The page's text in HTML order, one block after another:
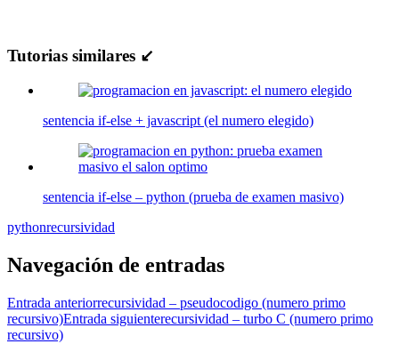
Tutorias similares ↙
sentencia if-else + javascript (el numero elegido)
sentencia if-else – python (prueba de examen masivo)
pythonrecursividad
Navegación de entradas
Entrada anteriorrecursividad – pseudocodigo (numero primo
recursivo)Entrada siguienterecursividad – turbo C (numero primo
recursivo)